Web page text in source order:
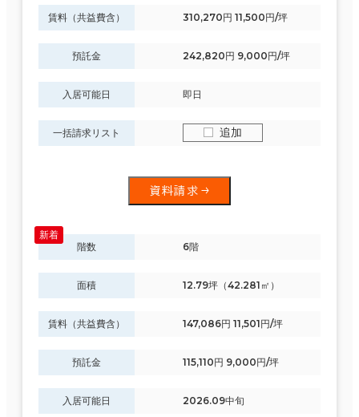
賃料（共益費含） 310,270円 11,500円/坪
預託金 242,820円 9,000円/坪
入居可能日 即日
一括請求リスト 追加
資料請求
階数 6階
面積 12.79坪（42.281㎡）
賃料（共益費含） 147,086円 11,501円/坪
預託金 115,110円 9,000円/坪
入居可能日 2026.09中旬
条件で絞り込む
坪数
～
複数フロアを含む